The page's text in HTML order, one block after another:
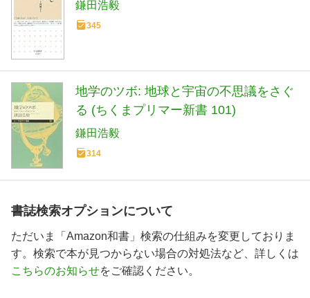
鎌田浩毅
345
地学のツボ: 地球と宇宙の不思議をさぐ
る (ちくまプリマー新書 101)
鎌田浩毅
314
書誌検索オプションについて
ただいま「Amazon和書」検索の仕組みを変更しておりま
す。検索で本が見つからない場合の対処法など、詳しくは
こちらのお知らせをご確認ください。